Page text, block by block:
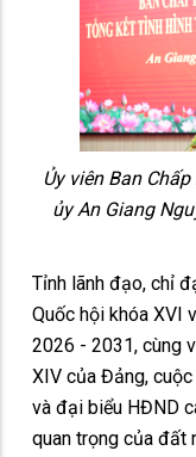
Ủy viên Ban
ủy An Giang
Tỉnh lãnh đạo, chỉ
Quốc hội khóa XVI
2026 - 2031, cùng
XIV của Đảng,
và đại biểu HĐND
quan trọng của đất